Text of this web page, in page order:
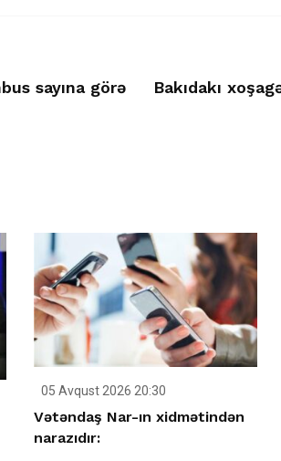
sayına görə
Bakıdakı
05 Avqust 2026 20:30
Vətəndaş Nar-ın xidmətindən
narazıdır: